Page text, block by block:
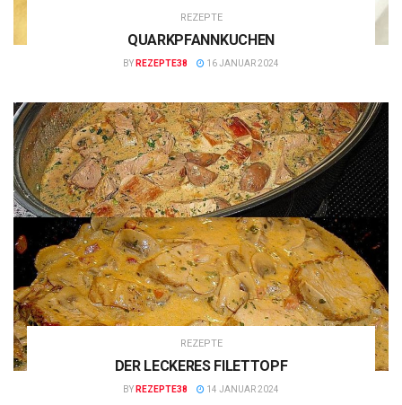
REZEPTE
QUARKPFANNKUCHEN
BY REZEPTE38 16 JANUAR 2024
REZEPTE
DER LECKERES FILETTOPF
BY REZEPTE38 14 JANUAR 2024